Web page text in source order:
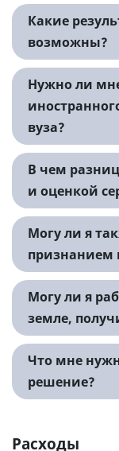
Какие
возможны?
Нужно ли
вуза?
В чем
и оценкой
Могу ли я
Могу ли я
земле,
Что мне
решение?
Расходы